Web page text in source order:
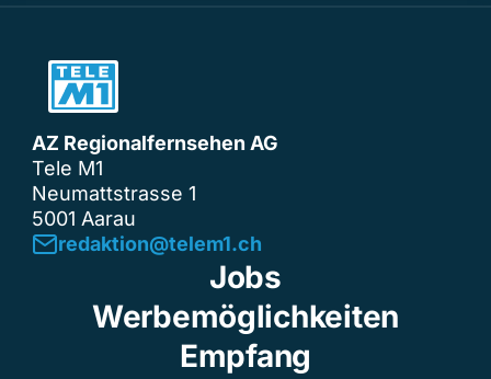
AZ Regionalfernsehen AG
Tele M1
Neumattstrasse 1
5001 Aarau
redaktion@telem1.ch
Jobs
Werbemöglichkeiten
Empfang